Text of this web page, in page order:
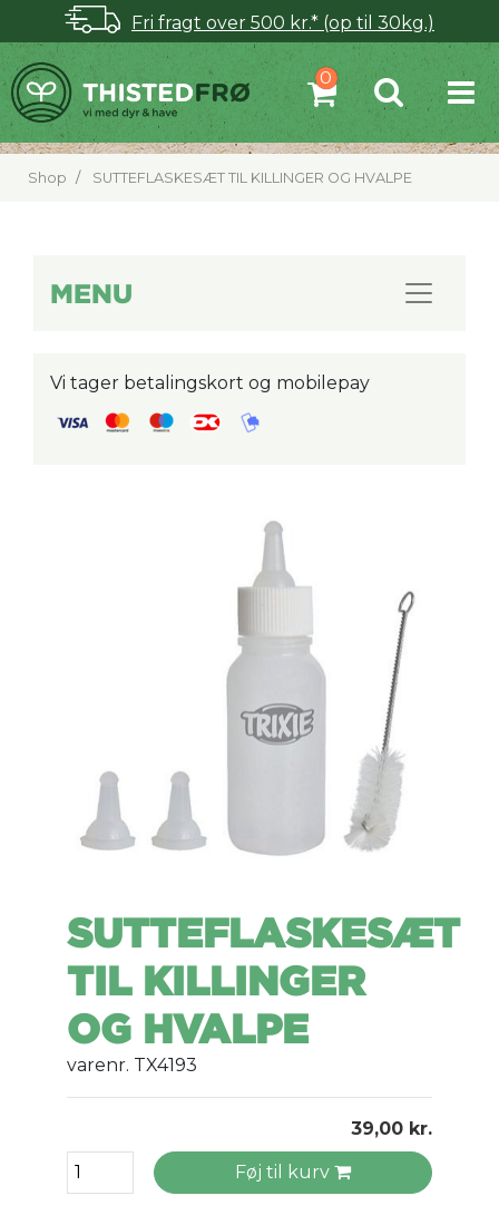
Fri fragt over 500 kr.* (op til 30kg.)
Shop SUTTEFLASKESÆT TIL KILLINGER OG HVALPE
MENU
Vi tager betalingskort og mobilepay
SUTTEFLASKESÆT
TIL KILLINGER
OG HVALPE
varenr. TX4193
39,00 kr.
Føj til kurv